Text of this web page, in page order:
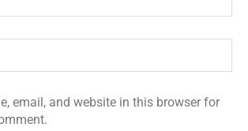
email, and website in this browser for